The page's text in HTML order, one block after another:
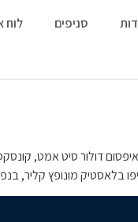
סניפים לוח
דולור סיט אמט,
בלאסטיק מונופץ